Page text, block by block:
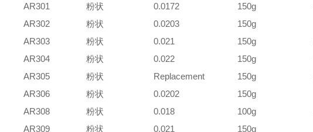
AR301
粉状 0.0172
150g
AR302
粉状 0.0203
150g
AR303
粉状 0.021
150g
AR304
粉状 0.022
150g
AR305
粉状 Replacement
150g
AR306
粉状 0.0202
150g
AR308
粉状 0.018
100g
AR309
粉状 0.021
150g